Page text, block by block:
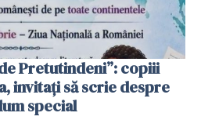
Pretutindeni”: copiii
invitați să scrie despre
special